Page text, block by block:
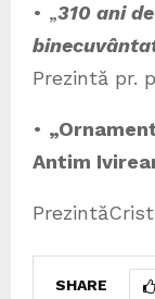
• „310 ani
Prezintă pr.
•
Antim
SHARE